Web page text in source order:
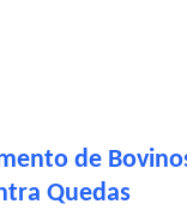
de
Quedas